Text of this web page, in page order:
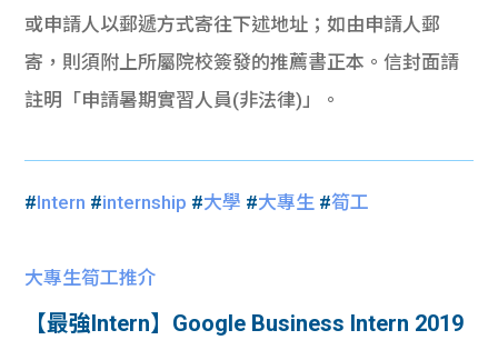
或申請人以郵遞方式寄往下述地址；如由申請人郵
寄，則須附上所屬院校簽發的推薦書正本。信封面請
註明「申請暑期實習人員(非法律)」。
#Intern #internship #大學 #大專生 #筍工
大專生筍工推介
【最強Intern】Google Business Intern 2019